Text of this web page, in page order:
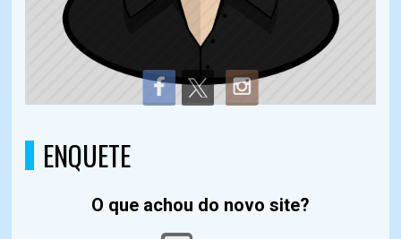
ENQUETE
O que achou do novo site?